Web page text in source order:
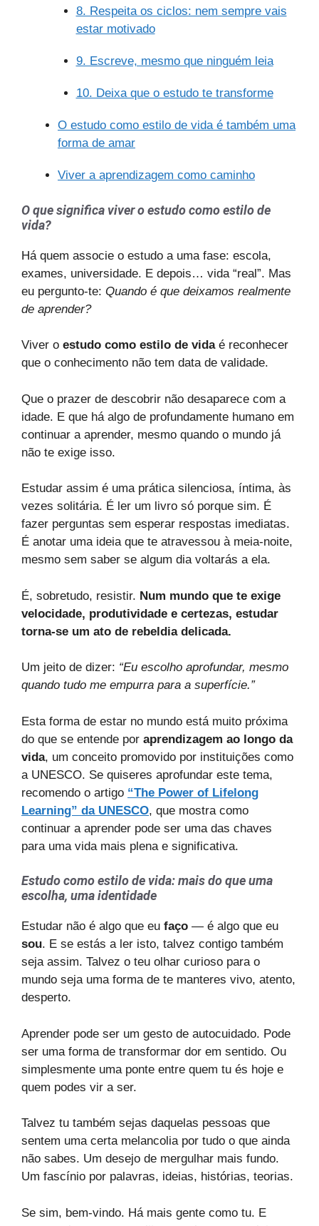
8. Respeita os ciclos: nem sempre vais
estar motivado
9. Escreve, mesmo que ninguém leia
10. Deixa que o estudo te transforme
O estudo como estilo de vida é também uma
forma de amar
Viver a aprendizagem como caminho
O que significa viver o estudo como estilo de
vida?
Há quem associe o estudo a uma fase: escola,
exames, universidade. E depois… vida “real”. Mas
eu pergunto-te: Quando é que deixamos realmente
de aprender?
Viver o estudo como estilo de vidaé reconhecer
que o conhecimento não tem data de validade.
Que o prazer de descobrir não desaparece com a
idade. E que há algo de profundamente humano em
continuar a aprender, mesmo quando o mundo já
não te exige isso.
Estudar assim é uma prática silenciosa, íntima, às
vezes solitária. É ler um livro só porque sim. É
fazer perguntas sem esperar respostas imediatas.
É anotar uma ideia que te atravessou à meia-noite,
mesmo sem saber se algum dia voltarás a ela.
É, sobretudo, resistir. Num mundo que te exige
velocidade, produtividade e certezas, estudar
torna-se um ato de rebeldia delicada.
Um jeito de dizer: “Eu escolho aprofundar, mesmo
quando tudo me empurra para a superfície.”
Esta forma de estar no mundo está muito próxima
do que se entende por aprendizagem ao longo da
vida, um conceito promovido por instituições como
a UNESCO. Se quiseres aprofundar este tema,
recomendo o artigo “The Power of Lifelong
Learning” da UNESCO, que mostra como
continuar a aprender pode ser uma das chaves
para uma vida mais plena e significativa.
Estudo como estilo de vida: mais do que uma
escolha, uma identidade
Estudar não é algo que eu faço — é algo que eu
sou. E se estás a ler isto, talvez contigo também
seja assim. Talvez o teu olhar curioso para o
mundo seja uma forma de te manteres vivo, atento,
desperto.
Aprender pode ser um gesto de autocuidado. Pode
ser uma forma de transformar dor em sentido. Ou
simplesmente uma ponte entre quem tu és hoje e
quem podes vir a ser.
Talvez tu também sejas daquelas pessoas que
sentem uma certa melancolia por tudo o que ainda
não sabes. Um desejo de mergulhar mais fundo.
Um fascínio por palavras, ideias, histórias, teorias.
Se sim, bem-vindo. Há mais gente como tu. E